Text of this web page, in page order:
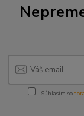
Súhlasím so